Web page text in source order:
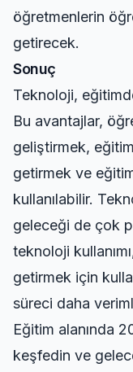
öğretmenlerin
getirecek.
Sonuç
Teknoloji,
Bu avantajlar,
geliştirmek,
getirmek ve
kullanılabilir.
geleceği de çok
teknoloji
getirmek için
süreci daha
Eğitim alanında
keşfedin ve